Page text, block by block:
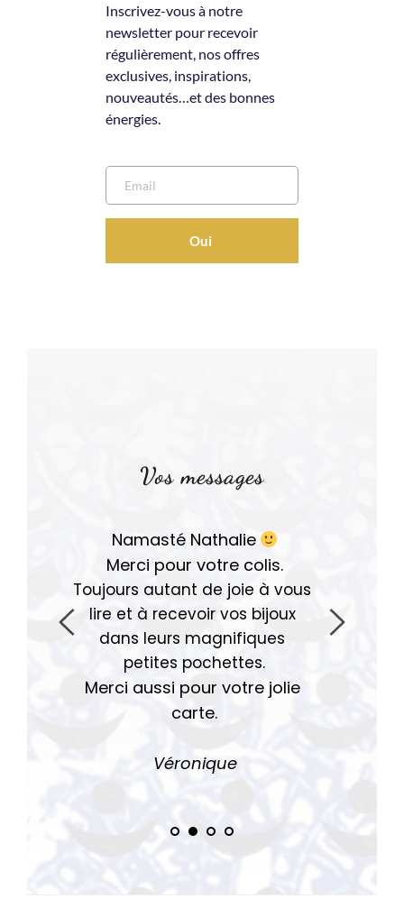
Inscrivez-vous à notre
newsletter pour recevoir
régulièrement, nos offres
exclusives, inspirations,
nouveautés…et des bonnes
énergies.
Oui
Vos messages
Namasté Nathalie
Merci pour votre colis.
Toujours autant de joie à vous
lire et à recevoir vos bijoux
dans leurs magnifiques
petites pochettes.
Merci aussi pour votre jolie
carte.
Véronique